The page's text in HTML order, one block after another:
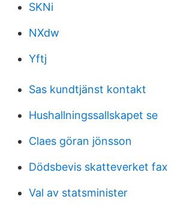
SKNi
NXdw
Yftj
Sas kundtjänst kontakt
Hushallningssallskapet se
Claes göran jönsson
Dödsbevis skatteverket fax
Val av statsminister